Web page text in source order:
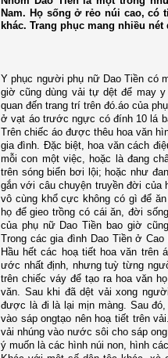
Nam. Họ sống ở rẻo núi cao, có
khác. Trang phục mang nhiều
Y phục người phụ nữ Dao Tiền có
giờ cũng dùng vải tự dệt để may
quan đến trang trí trên đó.áo của
ở vạt áo trước ngực có đính 10 lá
Trên chiếc áo được thêu hoa văn
gia đình. Đặc biệt, hoa văn cách
mỗi con một việc, hoặc là đang
trên sóng biển bơi lội; hoặc như
gắn với câu chuyện truyền đời
vô cùng khổ cực không có gì để
họ để gieo trồng có cái ăn, đời
của phụ nữ Dao Tiền bao giờ
Trong các gia đình Dao Tiền ở
Hầu hết các hoạ tiết hoa văn trên
ước nhất định, nhưng tuỳ từng
trên chiếc váy để tạo ra hoa văn
văn. Sau khi đã dệt vải xong
được là đi là lại mịn màng. Sau
vào sáp o­ngtạo nên hoạ tiết trên
vải nhúng vào nước sôi cho sáp
ý muốn là các hình núi non, hình